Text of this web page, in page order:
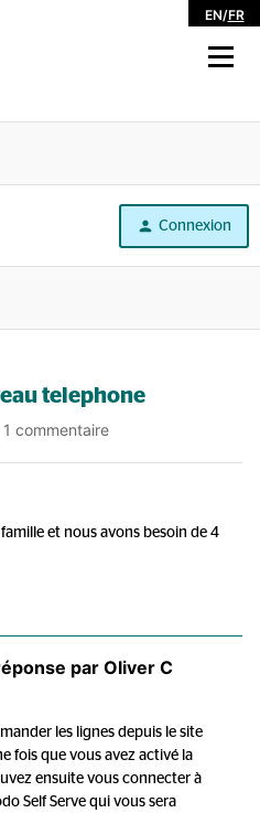
EN/FR
Connexion
telephone
1 commentaire
et nous avons besoin de 4
parOliver C
les lignes depuis le site
fois que vous avez activé la
ensuite vous connecter à
Self Serve qui vous sera